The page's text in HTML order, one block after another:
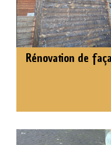
Rénovation de